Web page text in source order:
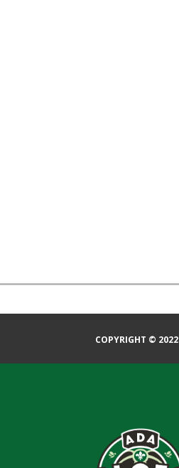
COPYRIGHT © 2022